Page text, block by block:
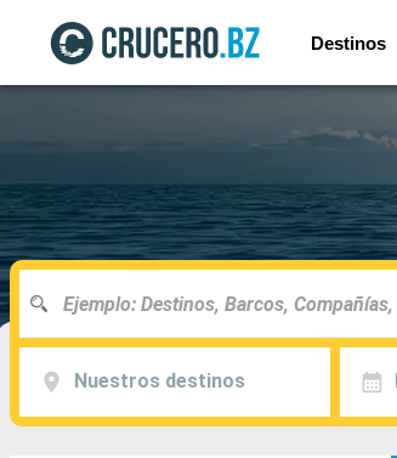
Destinos
Nuestros destinos